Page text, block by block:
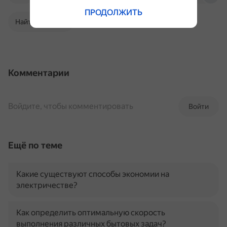
Найти в Поиске
Комментарии
Войти
Войдите, чтобы комментировать
Ещё по теме
Какие существуют способы экономии на
электричестве?
Как определить оптимальную скорость
выполнения различных бытовых задач?
ПРОДОЛЖИТЬ